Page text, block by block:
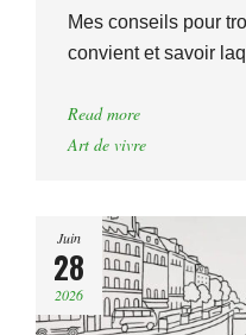
Mes conseils pour
convient et savoir
Read more
Art de vivre
Juin
28
2026